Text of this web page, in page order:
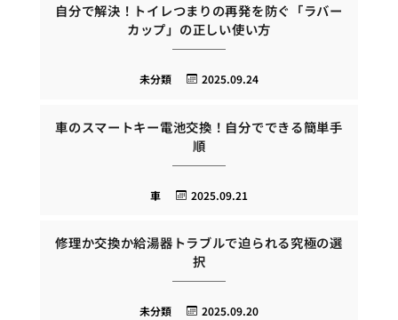
自分で解決！トイレつまりの再発を防ぐ「ラバー
カップ」の正しい使い方
2025.09.24
未分類
車のスマートキー電池交換！自分でできる簡単手
順
2025.09.21
車
修理か交換か給湯器トラブルで迫られる究極の選
択
2025.09.20
未分類